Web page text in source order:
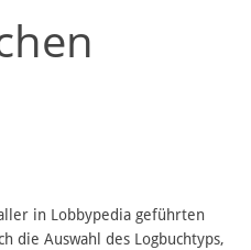
in Lobbypedia geführten
die Auswahl des Logbuchtyps,